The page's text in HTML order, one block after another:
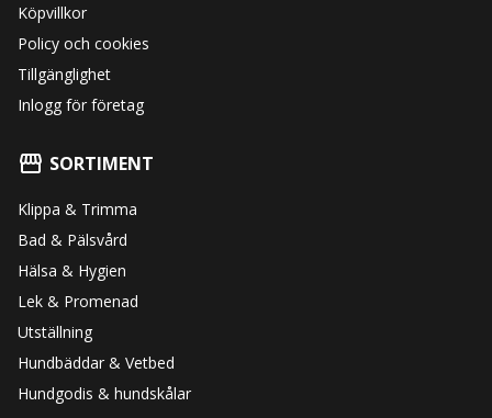
Köpvillkor
Policy och cookies
Tillgänglighet
Inlogg för företag
SORTIMENT
Klippa & Trimma
Bad & Pälsvård
Hälsa & Hygien
Lek & Promenad
Utställning
Hundbäddar & Vetbed
Hundgodis & hundskålar